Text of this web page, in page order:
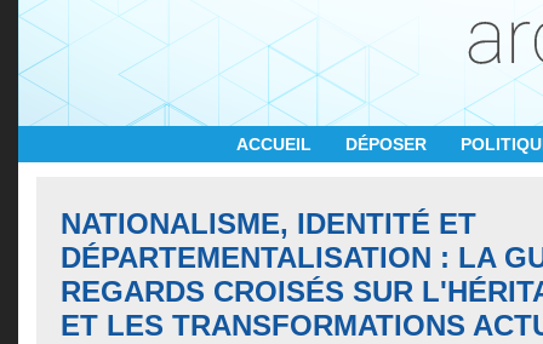
ACCUEIL DÉPOSER
NATIONALISME, IDENTITÉ ET
DÉPARTEMENTALISATION : LA
REGARDS CROISÉS SUR
ET LES TRANSFORMATIONS